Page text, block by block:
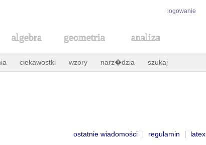
logowanie
algebra geometria analiza
ciekawostki wzory narz�dzia szukaj
ostatnie wiadomości | regulamin | latex